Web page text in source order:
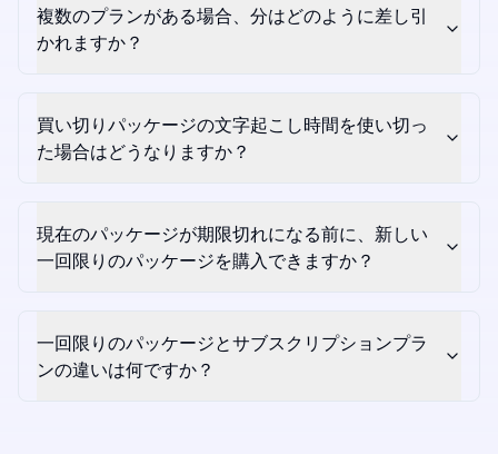
複数のプランがある場合、分はどのように差し引
かれますか？
買い切りパッケージの文字起こし時間を使い切っ
た場合はどうなりますか？
現在のパッケージが期限切れになる前に、新しい
一回限りのパッケージを購入できますか？
一回限りのパッケージとサブスクリプションプラ
ンの違いは何ですか？